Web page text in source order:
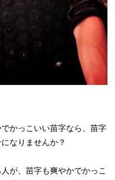
かっこいい苗字なら、苗字
なりませんか？
が、苗字も爽やかでかっこ